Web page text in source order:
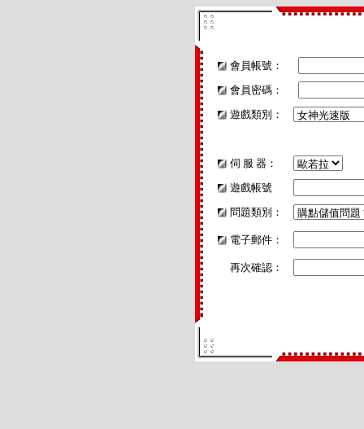
會員帳號：
會員密碼：
遊戲類別：
伺 服 器：
遊戲帳號
問題類別：
電子郵件：
再次確認：